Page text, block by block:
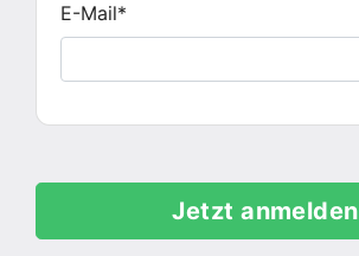
E-Mail*
Jetzt anmelden